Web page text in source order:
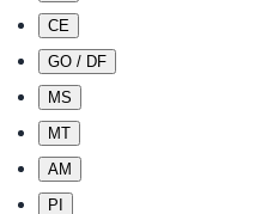
CE
GO / DF
MS
MT
AM
PI